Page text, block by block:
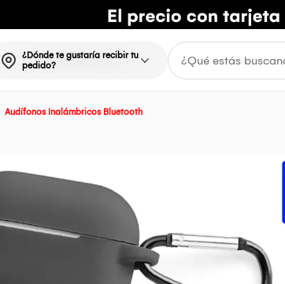
¿Dónde te gustaría recibir tu
pedido?
Audífonos Inalámbricos Bluetooth